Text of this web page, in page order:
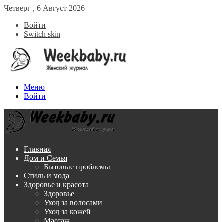
Четверг , 6 Август 2026
Войти
Switch skin
Меню
Войти
Главная
Дом и Семья
Бытовые проблемы
Стиль и мода
Здоровье и красота
Здоровье
Уход за волосами
Уход за кожей
Массаж